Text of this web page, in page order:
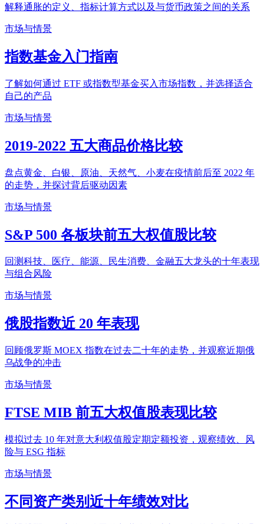
解释通胀的定义、指标计算方式以及与货币政策之间的关系
市场与情景
指数基金入门指南
了解如何通过 ETF 或指数型基金买入市场指数，并选择适合
自己的产品
市场与情景
2019-2022 五大商品价格比较
盘点黄金、白银、原油、天然气、小麦在疫情前后至 2022 年
的走势，并探讨背后驱动因素
市场与情景
S&P 500 各板块前五大权值股比较
回测科技、医疗、能源、民生消费、金融五大龙头的十年表现
与组合风险
市场与情景
俄股指数近 20 年表现
回顾俄罗斯 MOEX 指数在过去二十年的走势，并观察近期俄
乌战争的冲击
市场与情景
FTSE MIB 前五大权值股表现比较
模拟过去 10 年对意大利权值股定期定额投资，观察绩效、风
险与 ESG 指标
市场与情景
不同资产类别近十年绩效对比